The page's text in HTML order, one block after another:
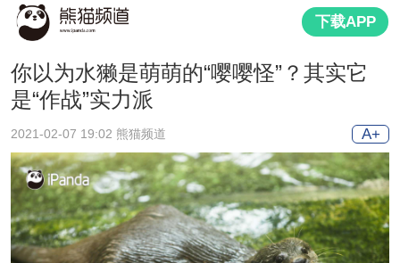
下载APP
你以为水獭是萌萌的“嘤嘤怪”？其实它
是“作战”实力派
2021-02-07 19:02 熊猫频道 A+